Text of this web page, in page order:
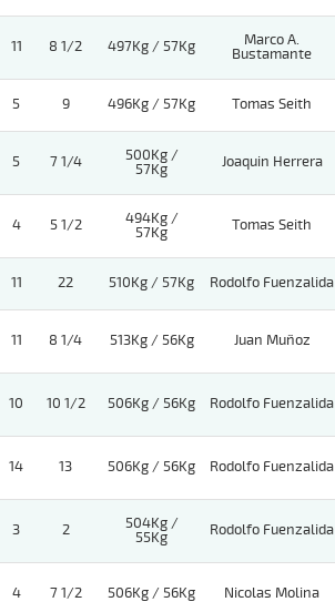
11 8 1/2 497Kg / 57Kg
Marco A.
Bustamante
5 9 496Kg / 57Kg Tomas Seith
5 7 1/4
500Kg /
57Kg
Joaquin Herrera
4 5 1/2
494Kg /
57Kg
Tomas Seith
11 22 510Kg / 57Kg Rodolfo Fuenzalida
11 8 1/4 513Kg / 56Kg Juan Muñoz
10 10 1/2 506Kg / 56Kg Rodolfo Fuenzalida
14 13 506Kg / 56Kg Rodolfo Fuenzalida
3 2
504Kg /
55Kg
Rodolfo Fuenzalida
4 7 1/2 506Kg / 56Kg Nicolas Molina